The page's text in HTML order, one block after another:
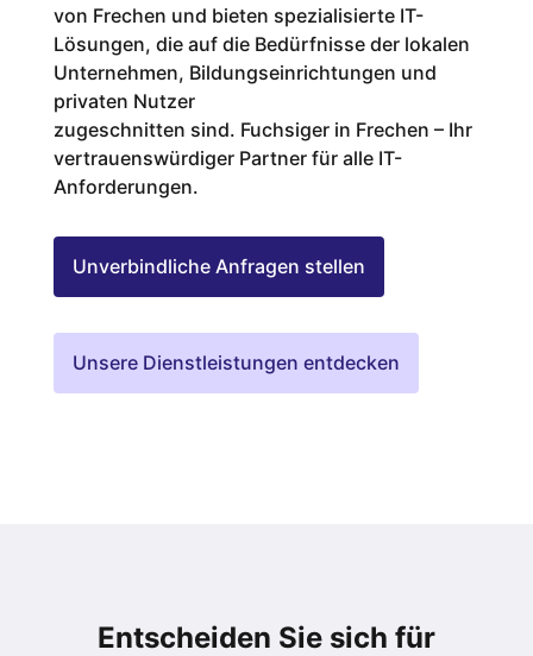
von Frechen und bieten spezialisierte IT-
Lösungen, die auf die Bedürfnisse der lokalen
Unternehmen, Bildungseinrichtungen und
privaten Nutzer
zugeschnitten sind. Fuchsiger in Frechen – Ihr
vertrauenswürdiger Partner für alle IT-
Anforderungen.
Unverbindliche Anfragen stellen
Unsere Dienstleistungen entdecken
Entscheiden Sie sich für